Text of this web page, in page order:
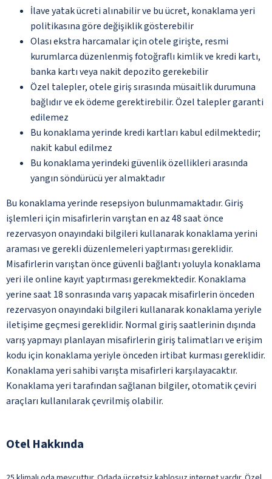
İlave yatak ücreti alınabilir ve bu ücret, konaklama yeri
politikasına göre değişiklik gösterebilir
Olası ekstra harcamalar için otele girişte, resmi
kurumlarca düzenlenmiş fotoğraflı kimlik ve kredi kartı,
banka kartı veya nakit depozito gerekebilir
Özel talepler, otele giriş sırasında müsaitlik durumuna
bağlıdır ve ek ödeme gerektirebilir. Özel talepler garanti
edilemez
Bu konaklama yerinde kredi kartları kabul edilmektedir;
nakit kabul edilmez
Bu konaklama yerindeki güvenlik özellikleri arasında
yangın söndürücü yer almaktadır
Bu konaklama yerinde resepsiyon bulunmamaktadır. Giriş
işlemleri için misafirlerin varıştan en az 48 saat önce
rezervasyon onayındaki bilgileri kullanarak konaklama yerini
araması ve gerekli düzenlemeleri yaptırması gereklidir.
Misafirlerin varıştan önce güvenli bağlantı yoluyla konaklama
yeri ile online kayıt yaptırması gerekmektedir. Konaklama
yerine saat 18 sonrasında varış yapacak misafirlerin önceden
rezervasyon onayındaki bilgileri kullanarak konaklama yeriyle
iletişime geçmesi gereklidir. Normal giriş saatlerinin dışında
varış yapmayı planlayan misafirlerin giriş talimatları ve erişim
kodu için konaklama yeriyle önceden irtibat kurması gereklidir.
Konaklama yeri sahibi varışta misafirleri karşılayacaktır.
Konaklama yeri tarafından sağlanan bilgiler, otomatik çeviri
araçları kullanılarak çevrilmiş olabilir.
Otel Hakkında